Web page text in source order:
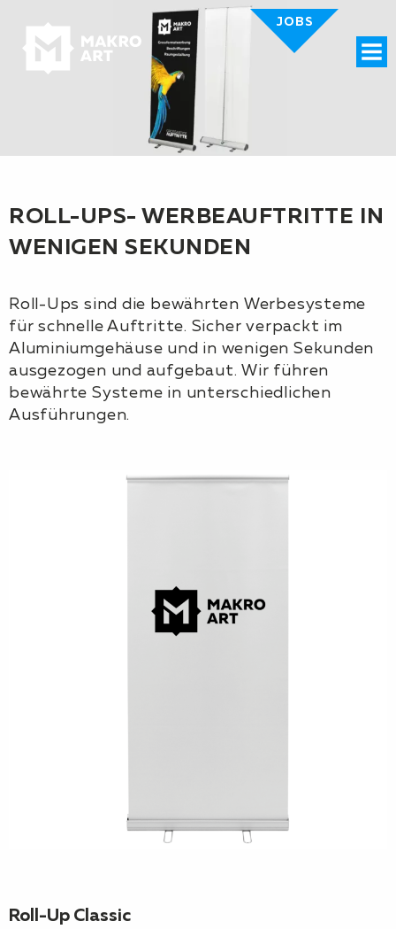
JOBS
ROLL-UPS- WERBEAUFTRITTE IN
WENIGEN SEKUNDEN
Roll-Ups sind die bewährten Werbesysteme
für schnelle Auftritte. Sicher verpackt im
Aluminiumgehäuse und in wenigen Sekunden
ausgezogen und aufgebaut. Wir führen
bewährte Systeme in unterschiedlichen
Ausführungen.
Roll-Up Classic